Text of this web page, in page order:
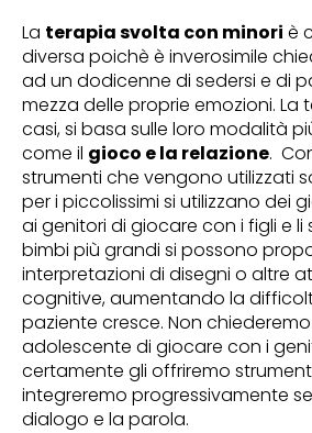
La terapia svolta con minori è
diversa poichè è inverosimile
ad un dodicenne di sedersi e di
mezza delle proprie emozioni. La
casi, si basa sulle loro modalità
come il gioco e la relazione.
strumenti che vengono utilizzati
per i piccolissimi si utilizzano dei
ai genitori di giocare con i figli e li
bimbi più grandi si possono
interpretazioni di disegni o altre
cognitive, aumentando la
paziente cresce. Non
adolescente di giocare con i
certamente gli offriremo
integreremo progressivamente
dialogo e la parola.